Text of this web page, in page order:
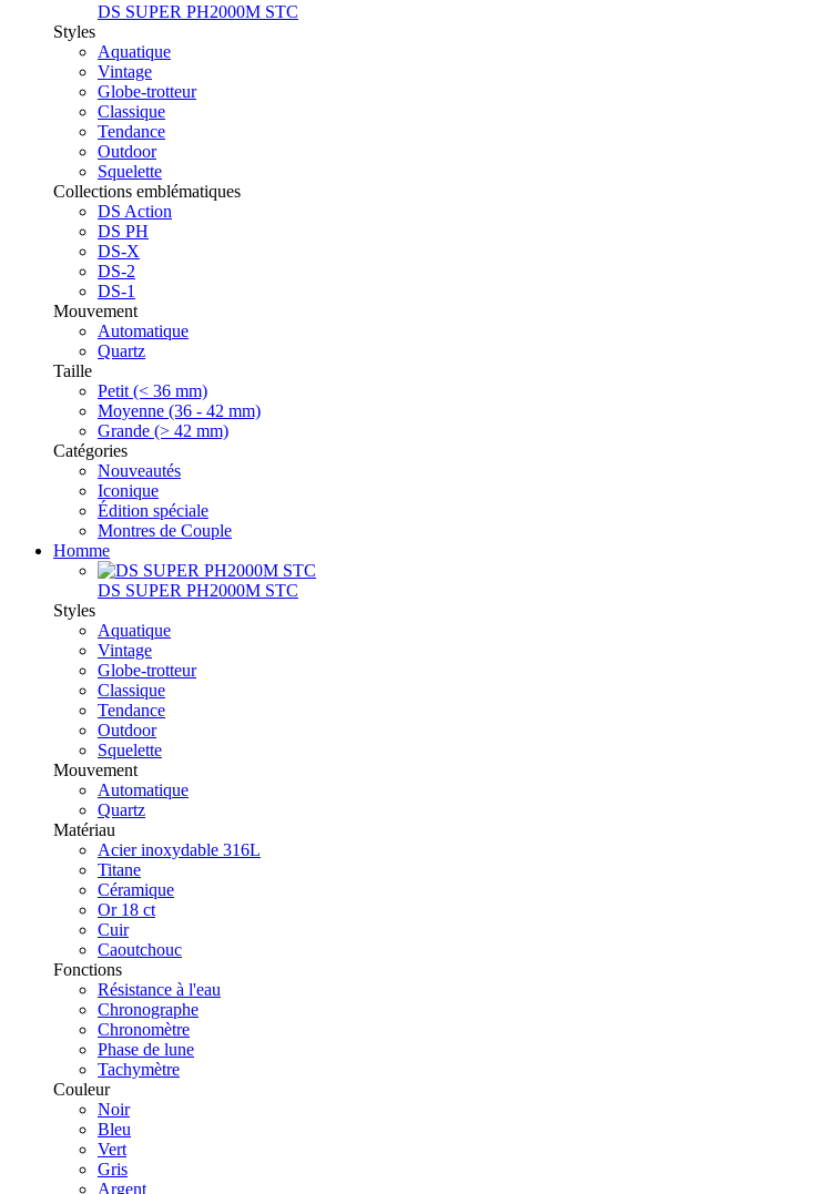
DS SUPER PH2000M STC
Styles
Aquatique
Vintage
Globe-trotteur
Classique
Tendance
Outdoor
Squelette
Collections emblématiques
DS Action
DS PH
DS-X
DS-2
DS-1
Mouvement
Automatique
Quartz
Taille
Petit (< 36 mm)
Moyenne (36 - 42 mm)
Grande (> 42 mm)
Catégories
Nouveautés
Iconique
Édition spéciale
Montres de Couple
Homme
DS SUPER PH2000M STC
Styles
Aquatique
Vintage
Globe-trotteur
Classique
Tendance
Outdoor
Squelette
Mouvement
Automatique
Quartz
Matériau
Acier inoxydable 316L
Titane
Céramique
Or 18 ct
Cuir
Caoutchouc
Fonctions
Résistance à l'eau
Chronographe
Chronomètre
Phase de lune
Tachymètre
Couleur
Noir
Bleu
Vert
Gris
Argent